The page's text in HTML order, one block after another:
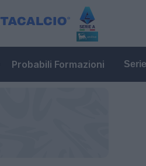
Probabili Formazioni